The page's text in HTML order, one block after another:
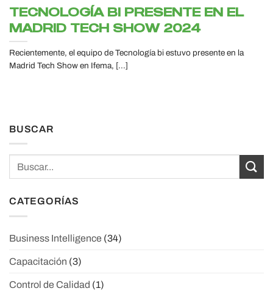
TECNOLOGÍA BI PRESENTE EN EL
MADRID TECH SHOW 2024
Recientemente, el equipo de Tecnología bi estuvo presente en la
Madrid Tech Show en Ifema, [...]
BUSCAR
CATEGORÍAS
Business Intelligence (34)
Capacitación (3)
Control de Calidad (1)